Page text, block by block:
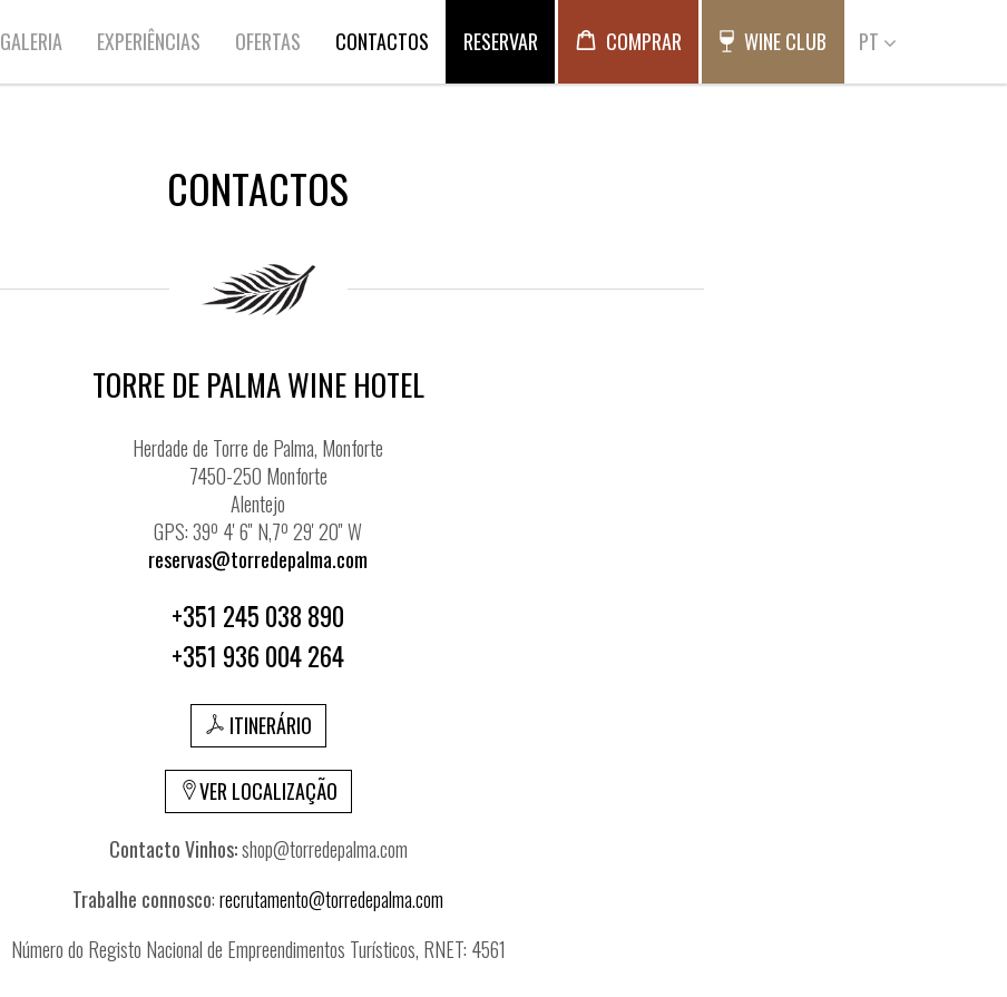
GALERIA EXPERIÊNCIAS OFERTAS CONTACTOS RESERVAR COMPRAR WINE CLUB PT
CONTACTOS
TORRE DE PALMA WINE HOTEL
Herdade de Torre de Palma, Monforte
7450-250 Monforte
Alentejo
GPS: 39º 4' 6'' N,7º 29' 20'' W
reservas@torredepalma.com
+351 245 038 890
+351 936 004 264
ITINERÁRIO
VER LOCALIZAÇÃO
Contacto Vinhos:shop@torredepalma.com
Trabalhe connosco:recrutamento@torredepalma.com
Número do Registo Nacional de Empreendimentos Turísticos, RNET: 4561